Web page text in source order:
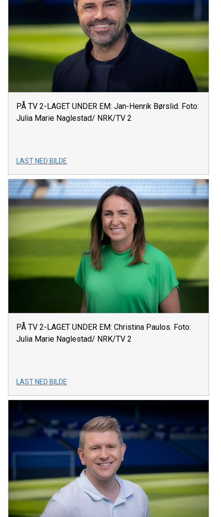
PÅ TV 2-LAGET UNDER EM: Jan-Henrik Børslid. Foto:
Julia Marie Naglestad/ NRK/TV 2
LAST NED BILDE
PÅ TV 2-LAGET UNDER EM: Christina Paulos. Foto:
Julia Marie Naglestad/ NRK/TV 2
LAST NED BILDE